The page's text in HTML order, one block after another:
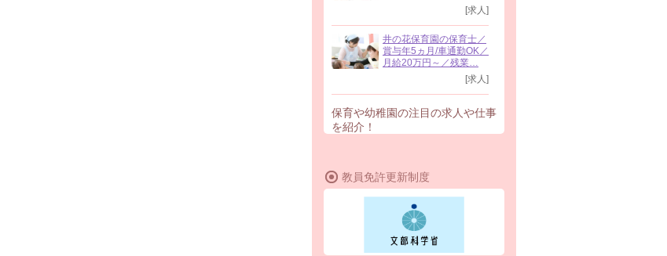
[求人]
井の花保育園の保育士／
賞与年5ヵ月/車通勤OK／
月給20万円～／残業…
[求人]
保育や幼稚園の注目の求人や仕事
を紹介！
教員免許更新制度